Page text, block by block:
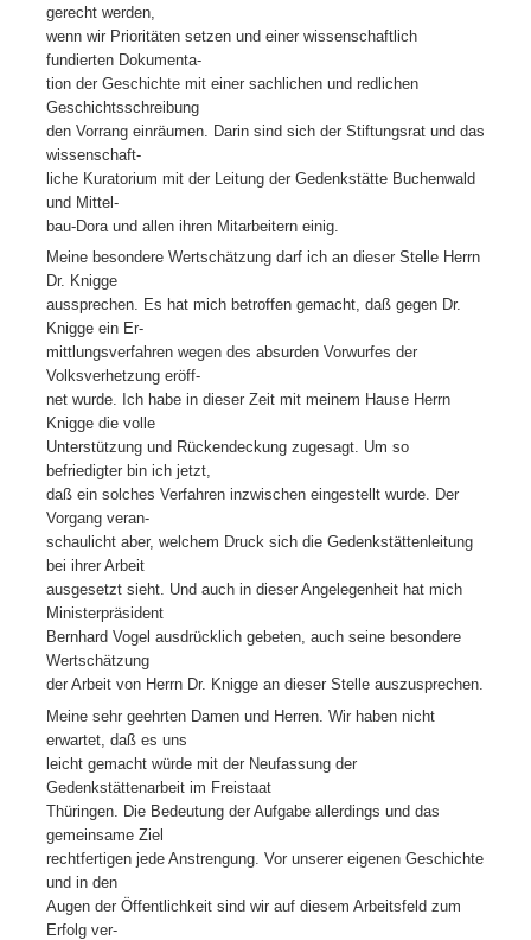
gerecht werden,
wenn wir Prioritäten setzen und einer wissenschaftlich
fundierten Dokumenta-
tion der Geschichte mit einer sachlichen und redlichen
Geschichtsschreibung
den Vorrang einräumen. Darin sind sich der Stiftungsrat und das
wissenschaft-
liche Kuratorium mit der Leitung der Gedenkstätte Buchenwald
und Mittel-
bau-Dora und allen ihren Mitarbeitern einig.
Meine besondere Wertschätzung darf ich an dieser Stelle Herrn
Dr. Knigge
aussprechen. Es hat mich betroffen gemacht, daß gegen Dr.
Knigge ein Er-
mittlungsverfahren wegen des absurden Vorwurfes der
Volksverhetzung eröff-
net wurde. Ich habe in dieser Zeit mit meinem Hause Herrn
Knigge die volle
Unterstützung und Rückendeckung zugesagt. Um so
befriedigter bin ich jetzt,
daß ein solches Verfahren inzwischen eingestellt wurde. Der
Vorgang veran-
schaulicht aber, welchem Druck sich die Gedenkstättenleitung
bei ihrer Arbeit
ausgesetzt sieht. Und auch in dieser Angelegenheit hat mich
Ministerpräsident
Bernhard Vogel ausdrücklich gebeten, auch seine besondere
Wertschätzung
der Arbeit von Herrn Dr. Knigge an dieser Stelle auszusprechen.
Meine sehr geehrten Damen und Herren. Wir haben nicht
erwartet, daß es uns
leicht gemacht würde mit der Neufassung der
Gedenkstättenarbeit im Freistaat
Thüringen. Die Bedeutung der Aufgabe allerdings und das
gemeinsame Ziel
rechtfertigen jede Anstrengung. Vor unserer eigenen Geschichte
und in den
Augen der Öffentlichkeit sind wir auf diesem Arbeitsfeld zum
Erfolg ver-